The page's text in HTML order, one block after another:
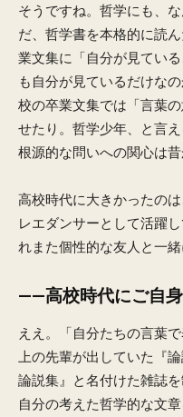
そうですね。哲学にも、
だ、哲学書を本格的に読
業文集に「自分が見てい
も自分が見ているだけな
校の卒業文集では「言葉
せたり。哲学少年、と言
根源的な問いへの関心は
高校時代に大きかったの
レエダンサーとして活躍
れまた個性的な友人と一
——高校時代にご自
ええ。「自分たちの言葉
上の先輩が出していた『
論説集』と名付けた雑誌
自分の考えた哲学的な文